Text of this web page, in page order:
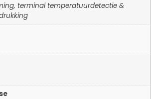
terminal temperatuurdetectie &